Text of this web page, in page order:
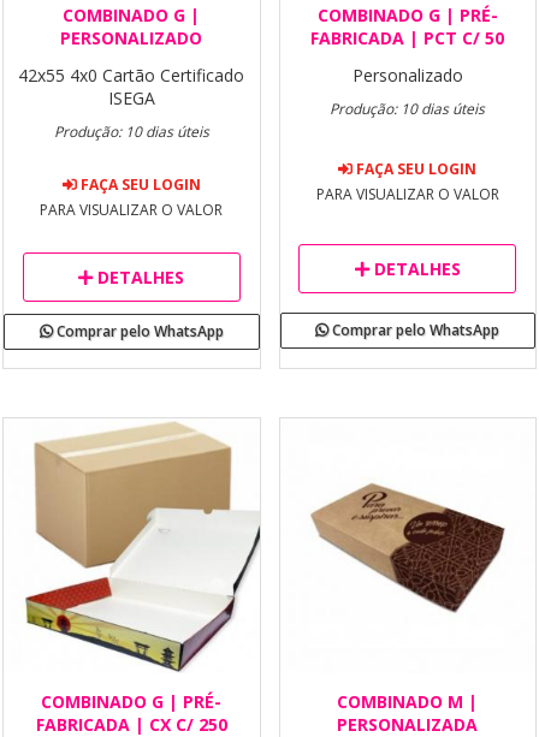
COMBINADO G |
PERSONALIZADO
42x55 4x0 Cartão Certificado
ISEGA
Produção: 10 dias úteis
FAÇA SEU LOGIN
PARA VISUALIZAR O VALOR
DETALHES
Comprar pelo WhatsApp
COMBINADO G | PRÉ-
FABRICADA | PCT C/ 50
Personalizado
Produção: 10 dias úteis
FAÇA SEU LOGIN
PARA VISUALIZAR O VALOR
DETALHES
Comprar pelo WhatsApp
COMBINADO G | PRÉ-
FABRICADA | CX C/ 250
COMBINADO M |
PERSONALIZADA